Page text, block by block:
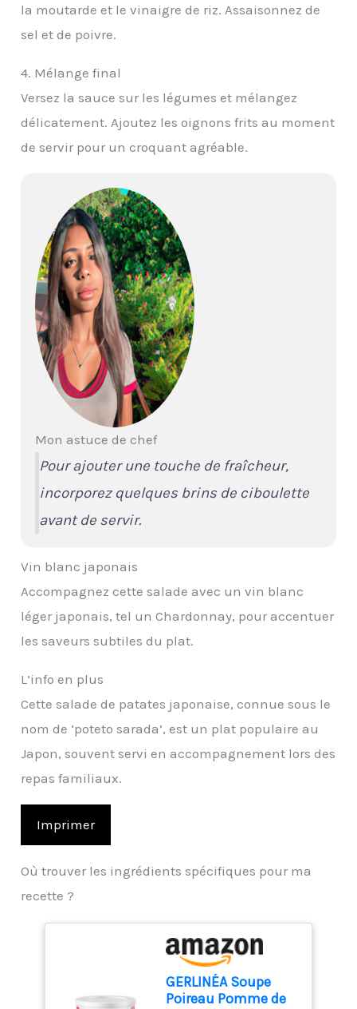
la moutarde et le vinaigre de riz. Assaisonnez de
sel et de poivre.
4. Mélange final
Versez la sauce sur les légumes et mélangez
délicatement. Ajoutez les oignons frits au moment
de servir pour un croquant agréable.
Mon astuce de chef
Pour ajouter une touche de fraîcheur,
incorporez quelques brins de ciboulette
avant de servir.
Vin blanc japonais
Accompagnez cette salade avec un vin blanc
léger japonais, tel un Chardonnay, pour accentuer
les saveurs subtiles du plat.
L’info en plus
Cette salade de patates japonaise, connue sous le
nom de ‘poteto sarada’, est un plat populaire au
Japon, souvent servi en accompagnement lors des
repas familiaux.
Imprimer
Où trouver les ingrédients spécifiques pour ma
recette ?
GERLINÉA Soupe
Poireau Pomme de